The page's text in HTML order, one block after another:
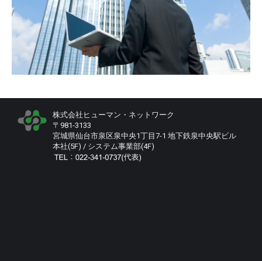
株式会社ヒューマン・ネットワーク
〒981-3133
宮城県仙台市泉区泉中央1丁目7-1 地下鉄泉中央駅ビル
本社(5F) / システム事業部(4F)